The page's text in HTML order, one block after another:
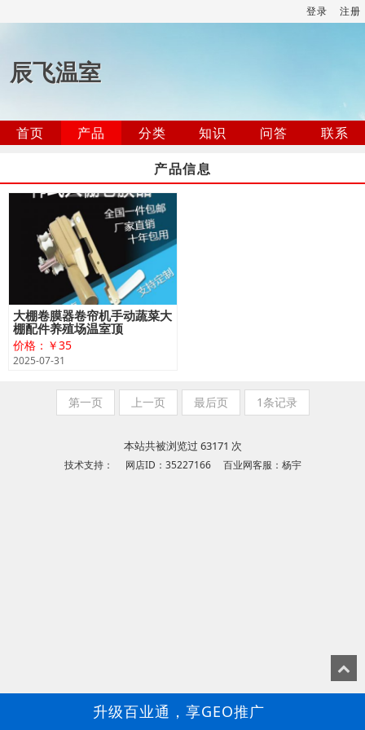
登录 注册
辰飞温室
首页 产品 分类 知识 问答
联系
产品信息
大棚卷膜器卷帘机手动蔬菜大
棚配件养殖场温室顶
价格：￥35
2025-07-31
第一页 上一页 最后页 1条记录
本站共被浏览过 63171 次
技术支持： 网店ID：35227166 百业网客服：杨宇
升级百业通，享GEO推广